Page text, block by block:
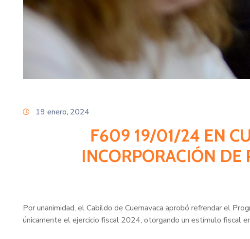
19 enero, 2024
F609 19/01/24 EN
INCORPORACIÓN DE
Por unanimidad, el Cabildo de Cuernavaca aprobó refrendar el
únicamente el ejercicio fiscal 2024, otorgando un estímulo fiscal